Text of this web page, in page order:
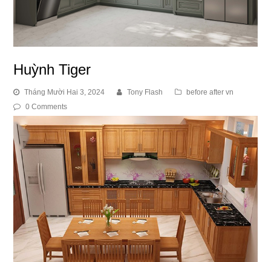
Huỳnh Tiger
Tháng Mười Hai 3, 2024 Tony Flash
before after vn
0 Comments